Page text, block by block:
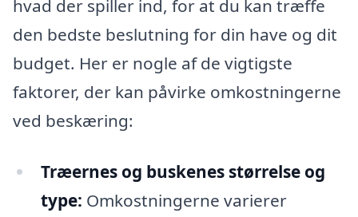
hvad der spiller ind, for at du kan træffe
den bedste beslutning for din have og dit
budget. Her er nogle af de vigtigste
faktorer, der kan påvirke omkostningerne
ved beskæring:
Træernes og buskenes størrelse og
type: Omkostningerne varierer